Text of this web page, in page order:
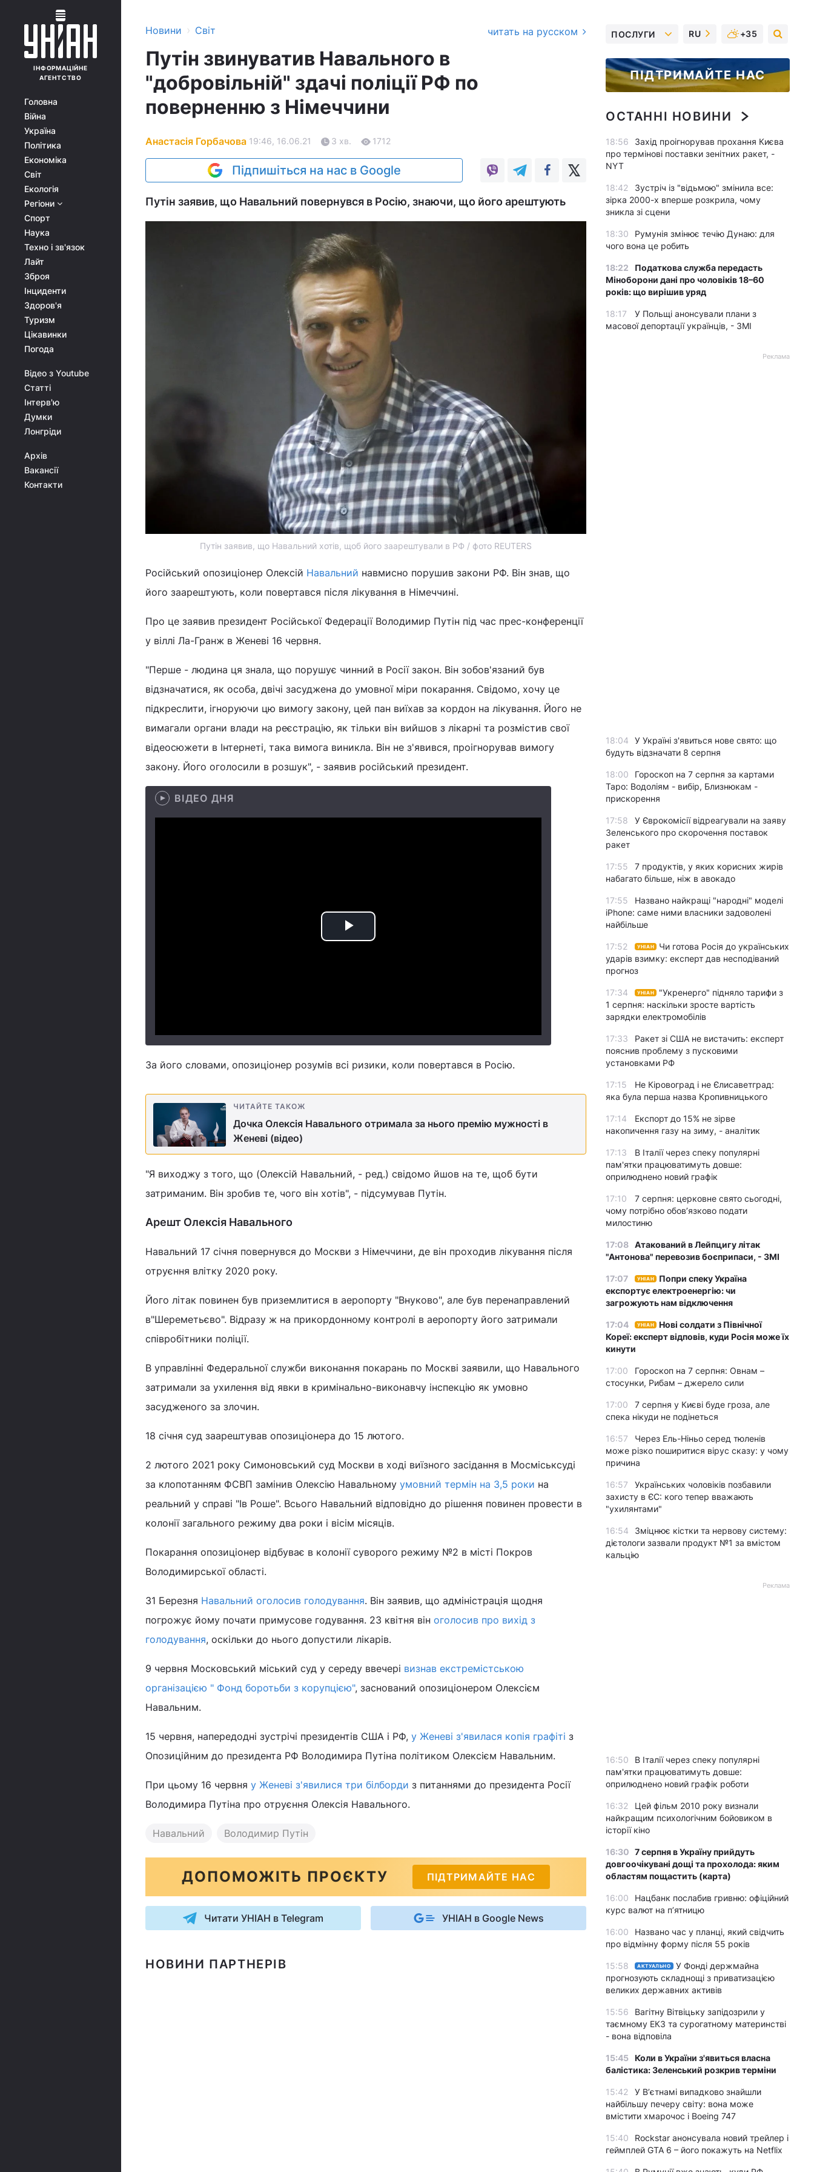
ІНФОРМАЦІЙНЕ
АГЕНТСТВО
Головна
Війна
Україна
Політика
Економіка
Світ
Екологія
Регіони
Спорт
Наука
Техно і зв'язок
Лайт
Зброя
Інциденти
Здоров'я
Туризм
Цікавинки
Погода
Відео з Youtube
Статті
Інтерв'ю
Думки
Лонгріди
Архів
Вакансії
Контакти
Новини › Світ читать на русском
Путін звинуватив Навального в
"добровільній" здачі поліції РФ по
поверненню з Німеччини
Анастасія Горбачова 19:46, 16.06.21 3 хв. 1712
Підпишіться на нас в Google
Путін заявив, що Навальний повернувся в Росію, знаючи, що його арештують
Путін заявив, що Навальний хотів, щоб його заарештували в РФ / фото REUTERS
Російський опозиціонер Олексій Навальний навмисно порушив закони РФ. Він знав, що
його заарештують, коли повертався після лікування в Німеччині.
Про це заявив президент Російської Федерації Володимир Путін під час прес-конференції
у віллі Ла-Гранж в Женеві 16 червня.
"Перше - людина ця знала, що порушує чинний в Росії закон. Він зобов'язаний був
відзначатися, як особа, двічі засуджена до умовної міри покарання. Свідомо, хочу це
підкреслити, ігноруючи цю вимогу закону, цей пан виїхав за кордон на лікування. Його не
вимагали органи влади на реєстрацію, як тільки він вийшов з лікарні та розмістив свої
відеосюжети в Інтернеті, така вимога виникла. Він не з'явився, проігнорував вимогу
закону. Його оголосили в розшук", - заявив російський президент.
ВІДЕО ДНЯ
Play
За його словами, опозиціонер розумів всі ризики, коли повертався в Росію.
ЧИТАЙТЕ ТАКОЖ
Дочка Олексія Навального отримала за нього премію мужності в
Женеві (відео)
"Я виходжу з того, що (Олексій Навальний, - ред.) свідомо йшов на те, щоб бути
затриманим. Він зробив те, чого він хотів", - підсумував Путін.
Арешт Олексія Навального
Навальний 17 січня повернувся до Москви з Німеччини, де він проходив лікування після
отруєння влітку 2020 року.
Його літак повинен був приземлитися в аеропорту "Внуково", але був перенаправлений
в"Шереметьєво". Відразу ж на прикордонному контролі в аеропорту його затримали
співробітники поліції.
В управлінні Федеральної служби виконання покарань по Москві заявили, що Навального
затримали за ухилення від явки в кримінально-виконавчу інспекцію як умовно
засудженого за злочин.
18 січня суд заарештував опозиціонера до 15 лютого.
2 лютого 2021 року Симоновський суд Москви в ході виїзного засідання в Мосміськсуді
за клопотанням ФСВП замінив Олексію Навальному умовний термін на 3,5 роки на
реальний у справі "Ів Роше". Всього Навальний відповідно до рішення повинен провести в
колонії загального режиму два роки і вісім місяців.
Покарання опозиціонер відбуває в колонії суворого режиму №2 в місті Покров
Володимирської області.
31 Березня Навальний оголосив голодування. Він заявив, що адміністрація щодня
погрожує йому почати примусове годування. 23 квітня він оголосив про вихід з
голодування, оскільки до нього допустили лікарів.
9 червня Московський міський суд у середу ввечері визнав екстремістською
організацією " Фонд боротьби з корупцією", заснований опозиціонером Олексієм
Навальним.
15 червня, напередодні зустрічі президентів США і РФ, у Женеві з'явилася копія графіті з
Опозиційним до президента РФ Володимира Путіна політиком Олексієм Навальним.
При цьому 16 червня у Женеві з'явилися три білборди з питаннями до президента Росії
Володимира Путіна про отруєння Олексія Навального.
Навальний Володимир Путін
ДОПОМОЖІТЬ ПРОЄКТУ ПІДТРИМАЙТЕ НАС
Читати УНІАН в Telegram УНІАН в Google News
НОВИНИ ПАРТНЕРІВ
ПОСЛУГИ RU +35
ПІДТРИМАЙТЕ НАС
ОСТАННІ НОВИНИ
18:56
Захід проігнорував прохання Києва
про термінові поставки зенітних ракет, -
NYT
18:42
Зустріч із "відьмою" змінила все:
зірка 2000-х вперше розкрила, чому
зникла зі сцени
18:30
Румунія змінює течію Дунаю: для
чого вона це робить
18:22
Податкова служба передасть
Міноборони дані про чоловіків 18–60
років: що вирішив уряд
18:17
У Польщі анонсували плани з
масової депортації українців, - ЗМІ
Реклама
18:04
У Україні з'явиться нове свято: що
будуть відзначати 8 серпня
18:00
Гороскоп на 7 серпня за картами
Таро: Водоліям - вибір, Близнюкам -
прискорення
17:58
У Єврокомісії відреагували на заяву
Зеленського про скорочення поставок
ракет
17:55
7 продуктів, у яких корисних жирів
набагато більше, ніж в авокадо
17:55
Названо найкращі "народні" моделі
iPhone: саме ними власники задоволені
найбільше
17:52 УНІАН
Чи готова Росія до українських
ударів взимку: експерт дав несподіваний
прогноз
17:34 УНІАН
"Укренерго" підняло тарифи з
1 серпня: наскільки зросте вартість
зарядки електромобілів
17:33
Ракет зі США не вистачить: експерт
пояснив проблему з пусковими
установками РФ
17:15
Не Кіровоград і не Єлисаветград:
яка була перша назва Кропивницького
17:14
Експорт до 15% не зірве
накопичення газу на зиму, - аналітик
17:13
В Італії через спеку популярні
пам'ятки працюватимуть довше:
оприлюднено новий графік
17:10
7 серпня: церковне свято сьогодні,
чому потрібно обов’язково подати
милостиню
17:08 Атакований в Лейпцигу літак
"Антонова" перевозив боєприпаси, - ЗМІ
17:07 УНІАН
Попри спеку Україна
експортує електроенергію: чи
загрожують нам відключення
17:04 УНІАН
Нові солдати з Північної
Кореї: експерт відповів, куди Росія може їх
кинути
17:00
Гороскоп на 7 серпня: Овнам –
стосунки, Рибам – джерело сили
17:00
7 серпня у Києві буде гроза, але
спека нікуди не подінеться
16:57
Через Ель-Ніньо серед тюленів
може різко поширитися вірус сказу: у чому
причина
16:57
Українських чоловіків позбавили
захисту в ЄС: кого тепер вважають
"ухилянтами"
16:54
Зміцнює кістки та нервову систему:
дієтологи зазвали продукт №1 за вмістом
кальцію
Реклама
16:50
В Італії через спеку популярні
пам'ятки працюватимуть довше:
оприлюднено новий графік роботи
16:32
Цей фільм 2010 року визнали
найкращим психологічним бойовиком в
історії кіно
16:30 7 серпня в Україну прийдуть
довгоочікувані дощі та прохолода: яким
областям пощастить (карта)
16:00
Нацбанк послабив гривню: офіційний
курс валют на п’ятницю
16:00
Названо час у планці, який свідчить
про відмінну форму після 55 років
15:58 АКТУАЛЬНО
У Фонді держмайна
прогнозують складнощі з приватизацією
великих державних активів
15:56
Вагітну Вітвіцьку запідозрили у
таємному ЕКЗ та сурогатному материнстві
- вона відповіла
15:45 Коли в України з'явиться власна
балістика: Зеленський розкрив терміни
15:42
У Вʼєтнамі випадково знайшли
найбільшу печеру світу: вона може
вмістити хмарочос і Boeing 747
15:40
Rockstar анонсувала новий трейлер і
геймплей GTA 6 – його покажуть на Netflix